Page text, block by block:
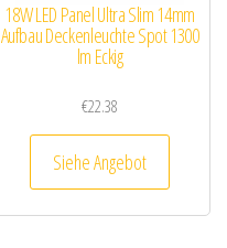
18W LED Panel Ultra Slim 14mm
Aufbau Deckenleuchte Spot 1300
lm Eckig
€22.38
Siehe Angebot